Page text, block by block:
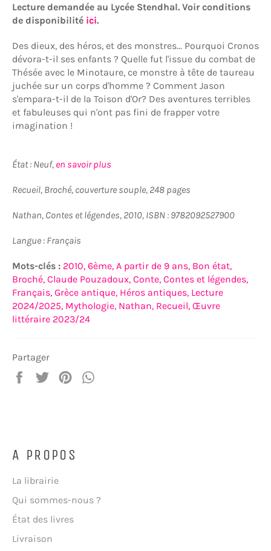
Lecture demandée au Lycée Stendhal. Voir conditions
de disponibilité ici.
Des dieux, des héros, et des monstres... Pourquoi Cronos
dévora-t-il ses enfants ? Quelle fut l'issue du combat de
Thésée avec le Minotaure, ce monstre à tête de taureau
juchée sur un corps d'homme ? Comment Jason
s'empara-t-il de la Toison d'Or? Des aventures terribles
et fabuleuses qui n'ont pas fini de frapper votre
imagination !
État : Neuf, en savoir plus
Recueil, Broché, couverture souple, 248 pages
Nathan, Contes et légendes, 2010, ISBN : 9782092527900
Langue : Français
Mots-clés : 2010, 6ème, A partir de 9 ans, Bon état,
Broché, Claude Pouzadoux, Conte, Contes et légendes,
Français, Grèce antique, Héros antiques, Lecture
2024/2025, Mythologie, Nathan, Recueil, Œuvre
littéraire 2023/24
Partager
PartagerTweeterÉpingler
A PROPOS
La librairie
Qui sommes-nous ?
État des livres
Livraison